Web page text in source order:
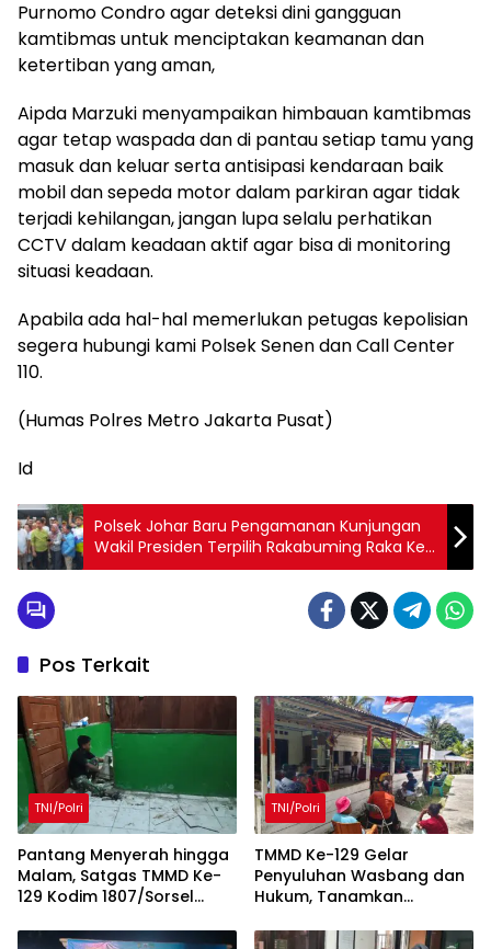
Purnomo Condro agar deteksi dini gangguan
kamtibmas untuk menciptakan keamanan dan
ketertiban yang aman,
Aipda Marzuki menyampaikan himbauan kamtibmas
agar tetap waspada dan di pantau setiap tamu yang
masuk dan keluar serta antisipasi kendaraan baik
mobil dan sepeda motor dalam parkiran agar tidak
terjadi kehilangan, jangan lupa selalu perhatikan
CCTV dalam keadaan aktif agar bisa di monitoring
situasi keadaan.
Apabila ada hal-hal memerlukan petugas kepolisian
segera hubungi kami Polsek Senen dan Call Center
110.
(Humas Polres Metro Jakarta Pusat)
Id
Polsek Johar Baru Pengamanan Kunjungan
Wakil Presiden Terpilih Rakabuming Raka Ke
Kampung Deret Tanah Tinggi, Johar Baru
Pos Terkait
TNI/Polri
Pantang Menyerah hingga
Malam, Satgas TMMD Ke-
129 Kodim 1807/Sorsel
Type 36 untuk Warga
TNI/Polri
TMMD Ke-129 Gelar
Penyuluhan Wasbang dan
Hukum, Tanamkan
serta Taat Aturan di